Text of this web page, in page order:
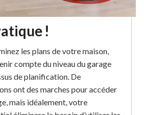
!
les plans de votre maison,
compte du niveau du garage
de planification. De
ont des marches pour accéder
mais idéalement, votre